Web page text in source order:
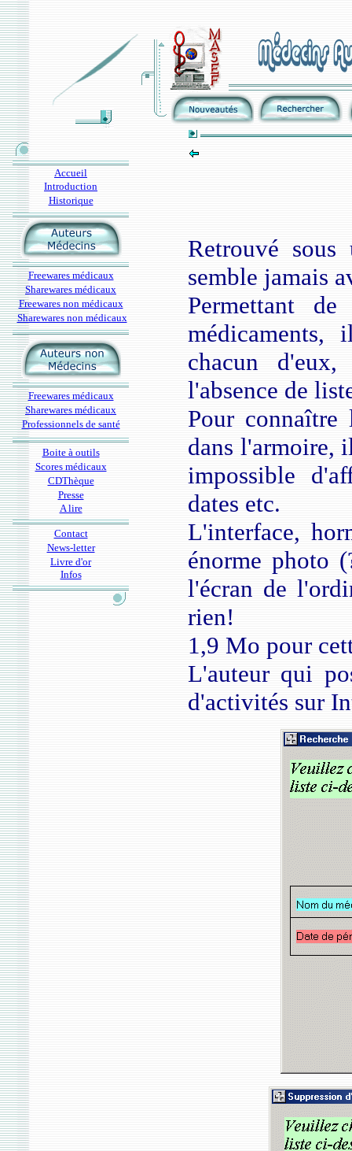
Accueil
Introduction
Historique
Freewares médicaux
Sharewares médicaux
Freewares non médicaux
Sharewares non médicaux
Freewares médicaux
Sharewares médicaux
Professionnels de santé
Boite à outils
Scores médicaux
CDThèque
Presse
A lire
Contact
News-letter
Livre d'or
Infos
Retrouvé
semble jamais
Permettant
chacun
l'absence de
Pour connaître
dans l'armoire,
impossible
dates etc.
L'interface,
énorme photo
l'écran de
rien!
1,9 Mo pour
L'auteur qui
d'activités sur